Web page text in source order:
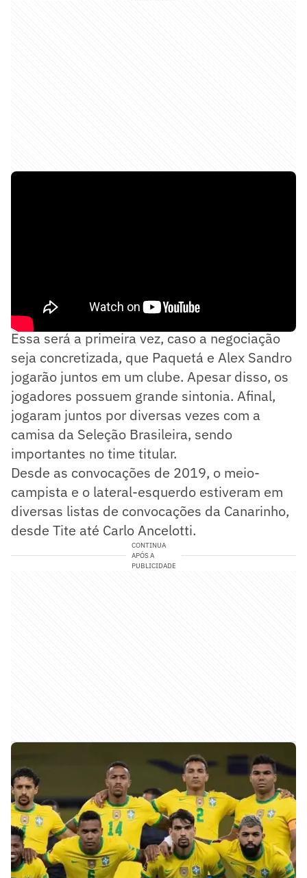
Parceria de sucesso
Essa será a primeira vez, caso a negociação
seja concretizada, que Paquetá e Alex Sandro
jogarão juntos em um clube. Apesar disso, os
jogadores possuem grande sintonia. Afinal,
jogaram juntos por diversas vezes com a
camisa da Seleção Brasileira, sendo
importantes no time titular.
Desde as convocações de 2019, o meio-
campista e o lateral-esquerdo estiveram em
diversas listas de convocações da Canarinho,
desde Tite até Carlo Ancelotti.
CONTINUA
APÓS A
PUBLICIDADE